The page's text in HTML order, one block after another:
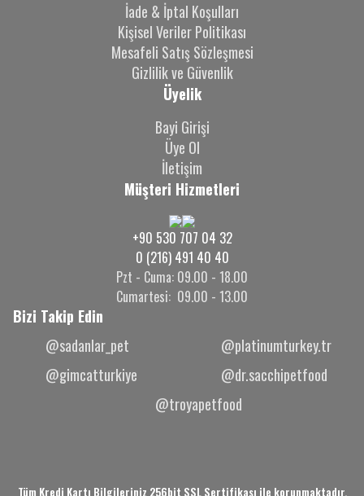
İade & İptal Koşulları
Kişisel Veriler Politikası
Mesafeli Satış Sözleşmesi
Gizlilik ve Güvenlik
Üyelik
Bayi Girişi
Üye Ol
İletişim
Müşteri Hizmetleri
+90 530 707 04 32
0 (216) 491 40 40
Pzt - Cuma: 09.00 - 18.00
Cumartesi: 09.00 - 13.00
Bizi Takip Edin
@sadanlar_pet
@platinumturkey.tr
@gimcatturkiye
@dr.sacchipetfood
@troyapetfood
Tüm Kredi Kartı Bilgileriniz 256bit SSL Sertifikası ile korunmaktadır.